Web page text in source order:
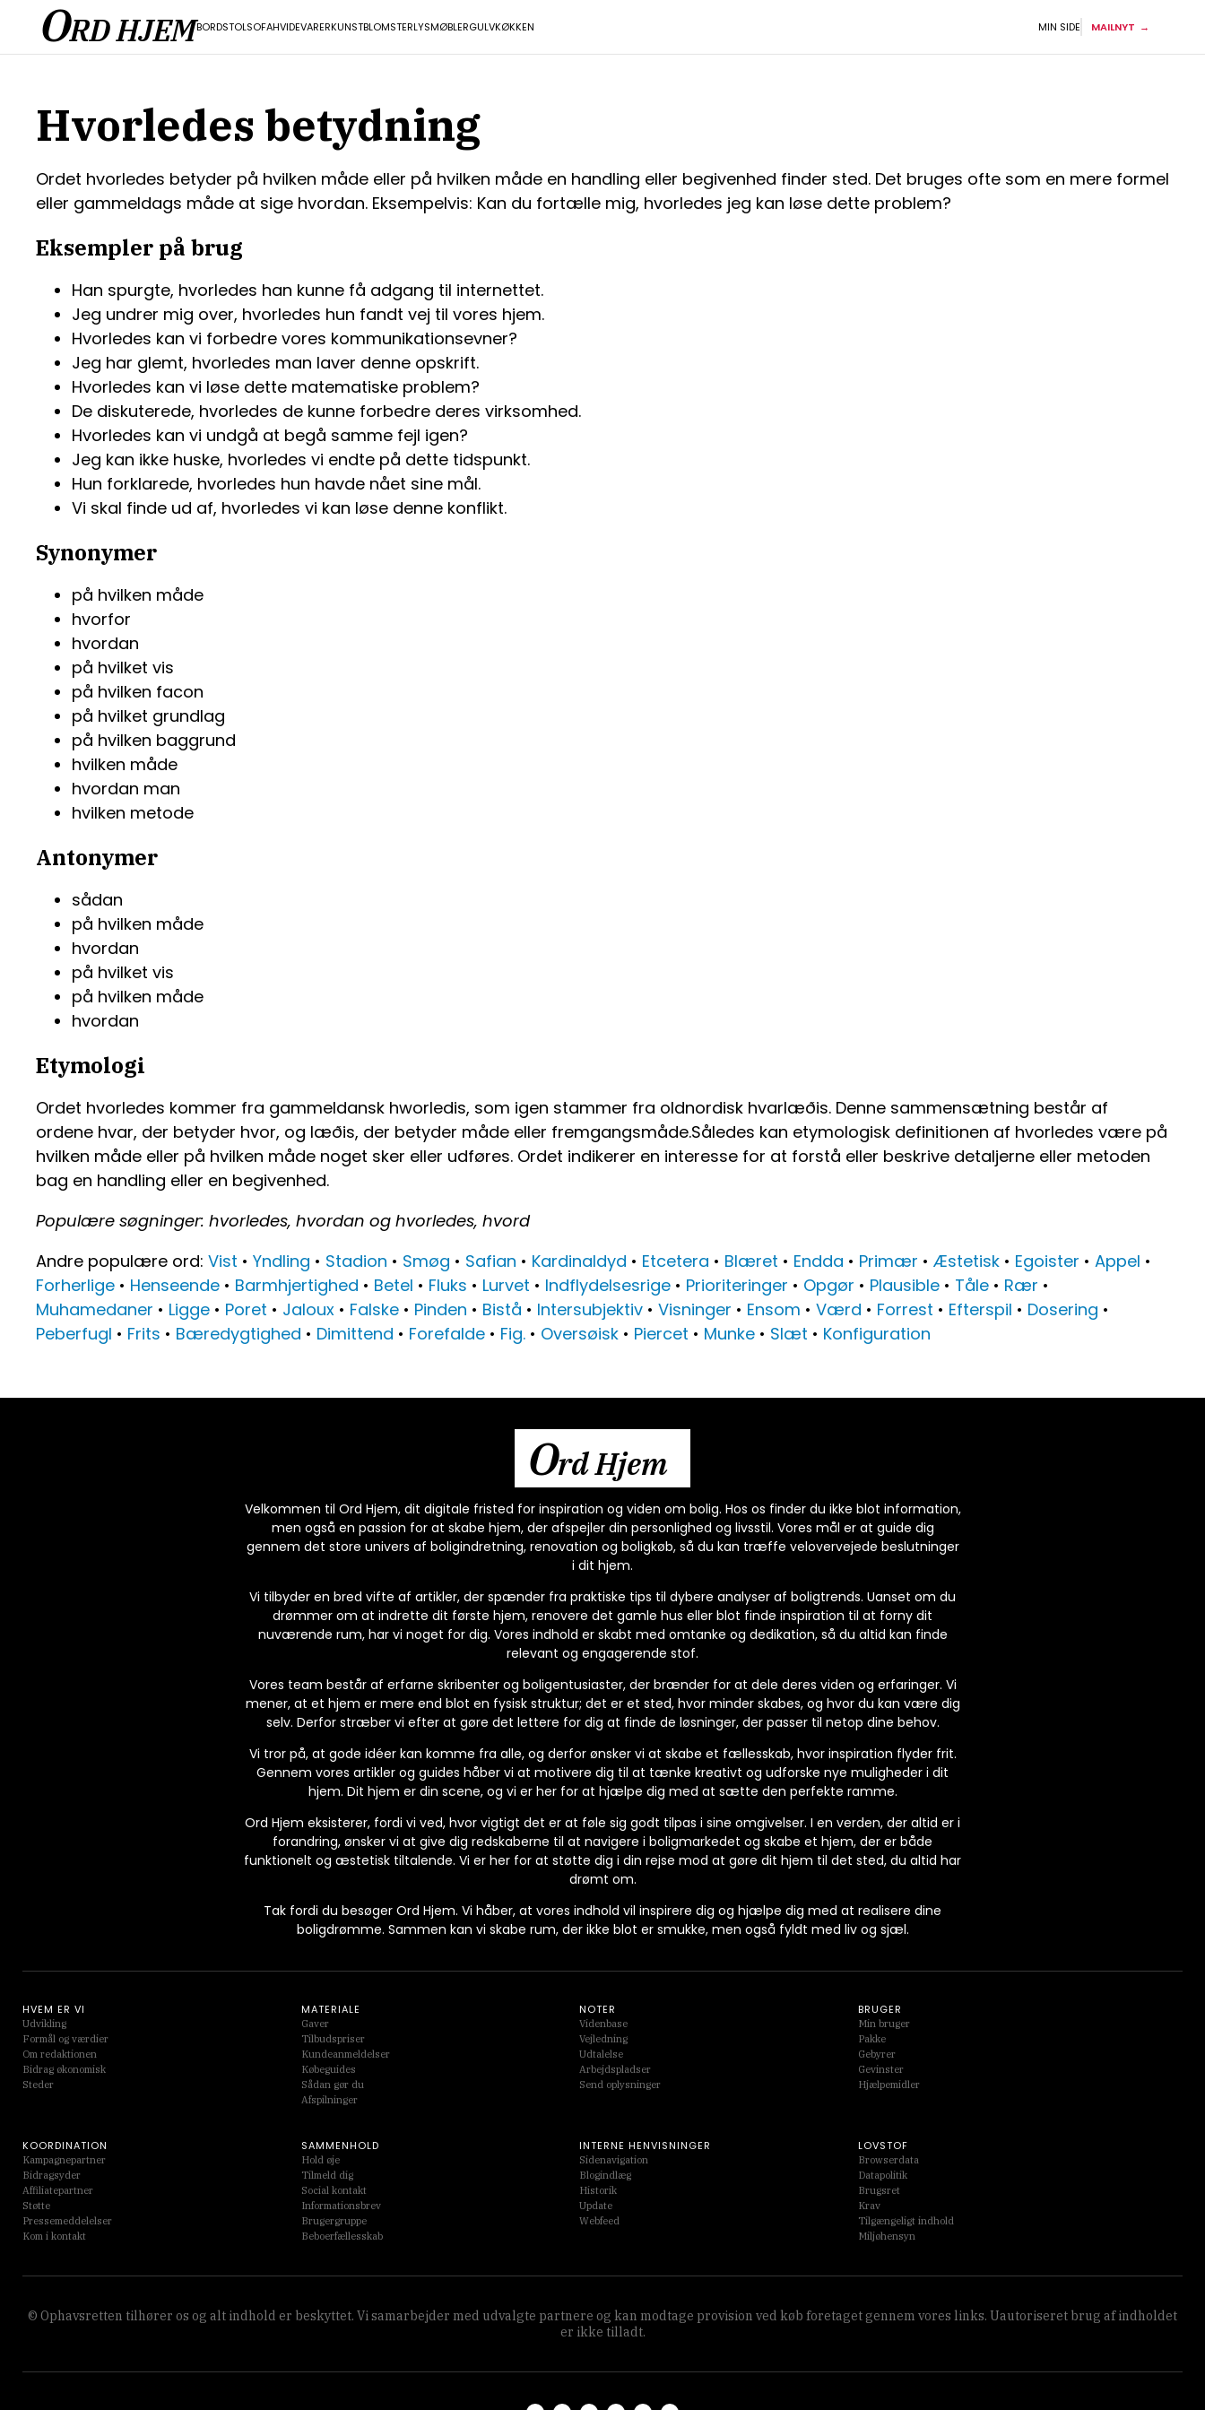
ORD HJEMBORDSTOLSOFAHVIDEVARERKUNSTBLOMSTERLYSMØBLERGULVKØKKEN MIN SIDE MAILNYT
Hvorledes betydning
Ordet hvorledes betyder på hvilken måde eller på hvilken måde en handling eller begivenhed finder sted. Det bruges ofte som en mere formel
eller gammeldags måde at sige hvordan. Eksempelvis: Kan du fortælle mig, hvorledes jeg kan løse dette problem?
Eksempler på brug
Han spurgte, hvorledes han kunne få adgang til internettet.
Jeg undrer mig over, hvorledes hun fandt vej til vores hjem.
Hvorledes kan vi forbedre vores kommunikationsevner?
Jeg har glemt, hvorledes man laver denne opskrift.
Hvorledes kan vi løse dette matematiske problem?
De diskuterede, hvorledes de kunne forbedre deres virksomhed.
Hvorledes kan vi undgå at begå samme fejl igen?
Jeg kan ikke huske, hvorledes vi endte på dette tidspunkt.
Hun forklarede, hvorledes hun havde nået sine mål.
Vi skal finde ud af, hvorledes vi kan løse denne konflikt.
Synonymer
på hvilken måde
hvorfor
hvordan
på hvilket vis
på hvilken facon
på hvilket grundlag
på hvilken baggrund
hvilken måde
hvordan man
hvilken metode
Antonymer
sådan
på hvilken måde
hvordan
på hvilket vis
på hvilken måde
hvordan
Etymologi
Ordet hvorledes kommer fra gammeldansk hworledis, som igen stammer fra oldnordisk hvarlæðis. Denne sammensætning består af
ordene hvar, der betyder hvor, og læðis, der betyder måde eller fremgangsmåde.Således kan etymologisk definitionen af hvorledes være på
hvilken måde eller på hvilken måde noget sker eller udføres. Ordet indikerer en interesse for at forstå eller beskrive detaljerne eller metoden
bag en handling eller en begivenhed.
Populære søgninger: hvorledes, hvordan og hvorledes, hvord
Andre populære ord: Vist • Yndling • Stadion • Smøg • Safian • Kardinaldyd • Etcetera • Blæret • Endda • Primær • Æstetisk • Egoister • Appel •
Forherlige • Henseende • Barmhjertighed • Betel • Fluks • Lurvet • Indflydelsesrige • Prioriteringer • Opgør • Plausible • Tåle • Rær •
Muhamedaner • Ligge • Poret • Jaloux • Falske • Pinden • Bistå • Intersubjektiv • Visninger • Ensom • Værd • Forrest • Efterspil • Dosering •
Peberfugl • Frits • Bæredygtighed • Dimittend • Forefalde • Fig. • Oversøisk • Piercet • Munke • Slæt • Konfiguration
Ord Hjem
Velkommen til Ord Hjem, dit digitale fristed for inspiration og viden om bolig. Hos os finder du ikke blot information,
men også en passion for at skabe hjem, der afspejler din personlighed og livsstil. Vores mål er at guide dig
gennem det store univers af boligindretning, renovation og boligkøb, så du kan træffe velovervejede beslutninger
i dit hjem.
Vi tilbyder en bred vifte af artikler, der spænder fra praktiske tips til dybere analyser af boligtrends. Uanset om du
drømmer om at indrette dit første hjem, renovere det gamle hus eller blot finde inspiration til at forny dit
nuværende rum, har vi noget for dig. Vores indhold er skabt med omtanke og dedikation, så du altid kan finde
relevant og engagerende stof.
Vores team består af erfarne skribenter og boligentusiaster, der brænder for at dele deres viden og erfaringer. Vi
mener, at et hjem er mere end blot en fysisk struktur; det er et sted, hvor minder skabes, og hvor du kan være dig
selv. Derfor stræber vi efter at gøre det lettere for dig at finde de løsninger, der passer til netop dine behov.
Vi tror på, at gode idéer kan komme fra alle, og derfor ønsker vi at skabe et fællesskab, hvor inspiration flyder frit.
Gennem vores artikler og guides håber vi at motivere dig til at tænke kreativt og udforske nye muligheder i dit
hjem. Dit hjem er din scene, og vi er her for at hjælpe dig med at sætte den perfekte ramme.
Ord Hjem eksisterer, fordi vi ved, hvor vigtigt det er at føle sig godt tilpas i sine omgivelser. I en verden, der altid er i
forandring, ønsker vi at give dig redskaberne til at navigere i boligmarkedet og skabe et hjem, der er både
funktionelt og æstetisk tiltalende. Vi er her for at støtte dig i din rejse mod at gøre dit hjem til det sted, du altid har
drømt om.
Tak fordi du besøger Ord Hjem. Vi håber, at vores indhold vil inspirere dig og hjælpe dig med at realisere dine
boligdrømme. Sammen kan vi skabe rum, der ikke blot er smukke, men også fyldt med liv og sjæl.
© Ophavsretten tilhører os og alt indhold er beskyttet. Vi samarbejder med udvalgte partnere og kan modtage provision ved køb foretaget gennem vores links. Uautoriseret brug af indholdet
er ikke tilladt.
HVEM ER VI
Udvikling
Formål og værdier
Om redaktionen
Bidrag økonomisk
Steder
MATERIALE
Gaver
Tilbudspriser
Kundeanmeldelser
Købeguides
Sådan gør du
Afspilninger
NOTER
Videnbase
Vejledning
Udtalelse
Arbejdspladser
Send oplysninger
BRUGER
Min bruger
Pakke
Gebyrer
Gevinster
Hjælpemidler
KOORDINATION
Kampagnepartner
Bidragsyder
Affiliatepartner
Støtte
Pressemeddelelser
Kom i kontakt
SAMMENHOLD
Hold øje
Tilmeld dig
Social kontakt
Informationsbrev
Brugergruppe
Beboerfællesskab
INTERNE HENVISNINGER
Sidenavigation
Blogindlæg
Historik
Update
Webfeed
LOVSTOF
Browserdata
Datapolitik
Brugsret
Krav
Tilgængeligt indhold
Miljøhensyn